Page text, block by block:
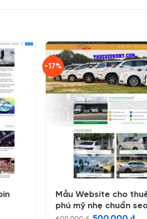
-17%
Mẫu Website cho
phú mỹ nhẹ chuẩn
Giá
Giá